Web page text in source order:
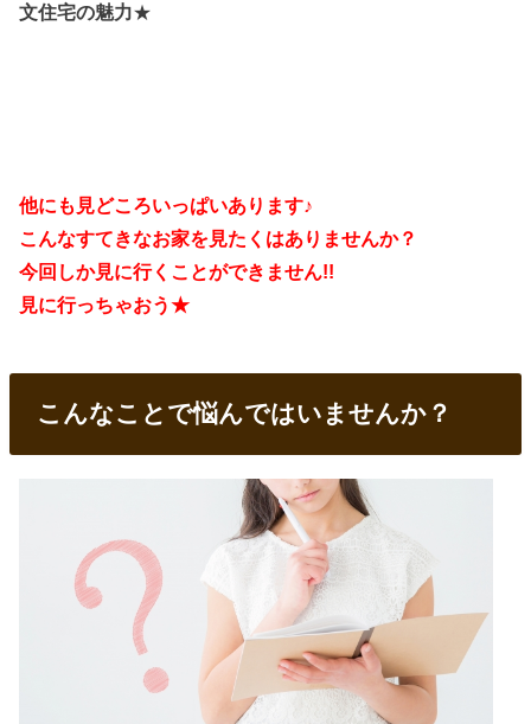
文住宅の魅力★
他にも見どころいっぱいあります♪
こんなすてきなお家を見たくはありませんか？
今回しか見に行くことができません!!
見に行っちゃおう★
こんなことで悩んではいませんか？